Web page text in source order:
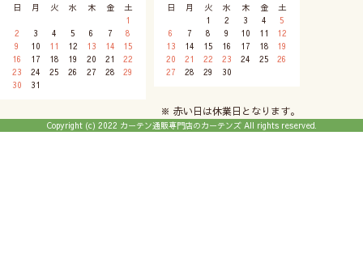
日 月 火 水 木 金
土
1
2
3 4 5 6 7
8
9
10 11 12 13 14
15
16
17 18 19 20 21
22
23
24 25 26 27 28
29
30
31
日 月 火 水 木 金
土
1
2 3 4
5
6
7 8 9 10 11
12
13
14 15 16 17 18
19
20
21 22 23 24 25
26
27
28 29 30
※ 赤い日は休業日となります。
Copyright (c) 2022 カーテン通販専門店のカーテンズ All rights reserved.